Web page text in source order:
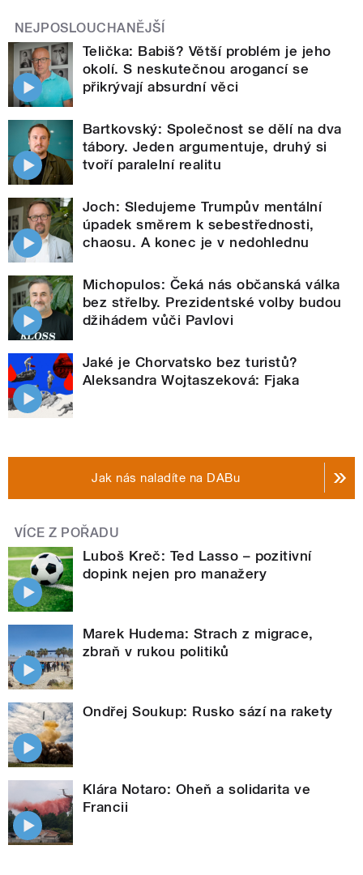
NEJPOSLOUCHANĚJŠÍ
Telička: Babiš? Větší problém je jeho
okolí. S neskutečnou arogancí se
přikrývají absurdní věci
Bartkovský: Společnost se dělí na dva
tábory. Jeden argumentuje, druhý si
tvoří paralelní realitu
Joch: Sledujeme Trumpův mentální
úpadek směrem k sebestřednosti,
chaosu. A konec je v nedohlednu
Michopulos: Čeká nás občanská válka
bez střelby. Prezidentské volby budou
džihádem vůči Pavlovi
Jaké je Chorvatsko bez turistů?
Aleksandra Wojtaszeková: Fjaka
Jak nás naladíte na DABu
VÍCE Z POŘADU
Luboš Kreč: Ted Lasso – pozitivní
dopink nejen pro manažery
Marek Hudema: Strach z migrace,
zbraň v rukou politiků
Ondřej Soukup: Rusko sází na rakety
Klára Notaro: Oheň a solidarita ve
Francii